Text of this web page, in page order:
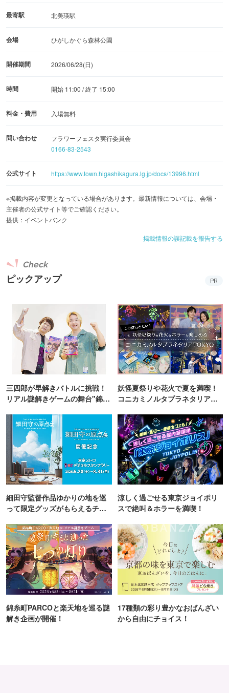
最寄駅 北美瑛駅
会場 ひがしかぐら森林公園
開催期間 2026/06/28(日)
時間 開始 11:00 / 終了 15:00
料金・費用 入場無料
問い合わせ
フラワーフェスタ実行委員会
0166-83-2543
公式サイト https://www.town.higashikagura.lg.jp/docs/13996.html
※掲載内容が変更となっている場合があります。最新情報については、会場・
主催者の公式サイト等でご確認ください。
提供：イベントバンク
掲載情報の誤記載を報告する
ピックアップ
Check
PR
三四郎が早解きバトルに挑戦！
リアル謎解きゲームの舞台"錦糸
妖怪夏祭りや花火で夏を満喫！
コニカミノルタプラネタリア
細田守監督作品ゆかりの地を巡
って限定グッズがもらえるチャ
涼しく過ごせる東京ジョイポリ
スで絶叫＆ホラーを満喫！
錦糸町PARCOと楽天地を巡る謎
解き企画が開催！
17種類の彩り豊かなおばんざい
から自由にチョイス！